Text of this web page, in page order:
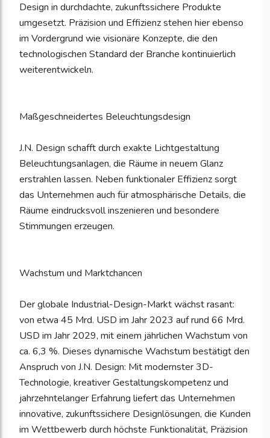
Design in durchdachte, zukunftssichere Produkte
umgesetzt. Präzision und Effizienz stehen hier ebenso
im Vordergrund wie visionäre Konzepte, die den
technologischen Standard der Branche kontinuierlich
weiterentwickeln.
Maßgeschneidertes Beleuchtungsdesign
J.N. Design schafft durch exakte Lichtgestaltung
Beleuchtungsanlagen, die Räume in neuem Glanz
erstrahlen lassen. Neben funktionaler Effizienz sorgt
das Unternehmen auch für atmosphärische Details, die
Räume eindrucksvoll inszenieren und besondere
Stimmungen erzeugen.
Wachstum und Marktchancen
Der globale Industrial-Design-Markt wächst rasant:
von etwa 45 Mrd. USD im Jahr 2023 auf rund 66 Mrd.
USD im Jahr 2029, mit einem jährlichen Wachstum von
ca. 6,3 %. Dieses dynamische Wachstum bestätigt den
Anspruch von J.N. Design: Mit modernster 3D-
Technologie, kreativer Gestaltungskompetenz und
jahrzehntelanger Erfahrung liefert das Unternehmen
innovative, zukunftssichere Designlösungen, die Kunden
im Wettbewerb durch höchste Funktionalität, Präzision